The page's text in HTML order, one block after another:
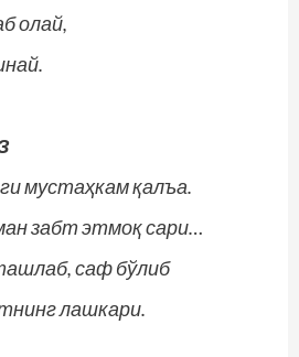
олай,
мустаҳкам қалъа.
забт этмоқ сари…
саф бўлиб
лашкари.